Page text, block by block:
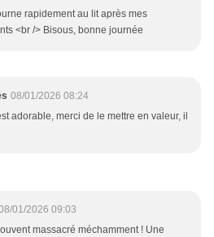
rapidement au lit après mes
<br /> Bisous, bonne journée
08/01/2026 08:24
adorable, merci de le mettre en valeur, il
01/2026 09:03
massacré méchamment ! Une